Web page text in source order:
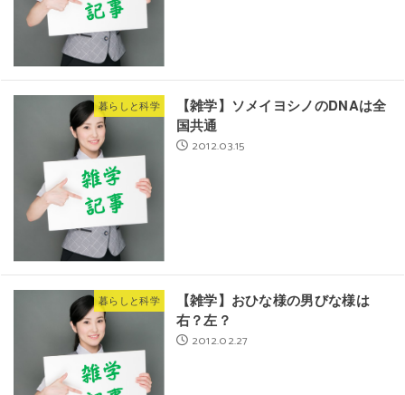
暮らしと科学
【雑学】ソメイヨシノのDNAは全
国共通
2012.03.15
暮らしと科学
【雑学】おひな様の男びな様は
右？左？
2012.02.27